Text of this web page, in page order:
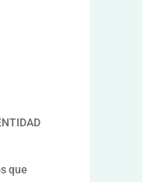
que